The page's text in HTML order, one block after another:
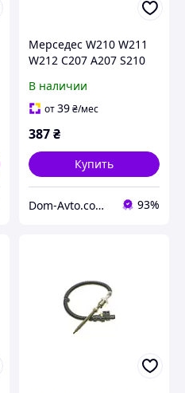
Мерседес W210 W211
W212 C207 A207 S210
W166 W251 V251 W220
W221 W222 C215 C216
В наличии
от39₴/мес
387₴
Купить
Dom-Avto.com.ua - Запчастини та аксесуари за вигідною ціною 93%